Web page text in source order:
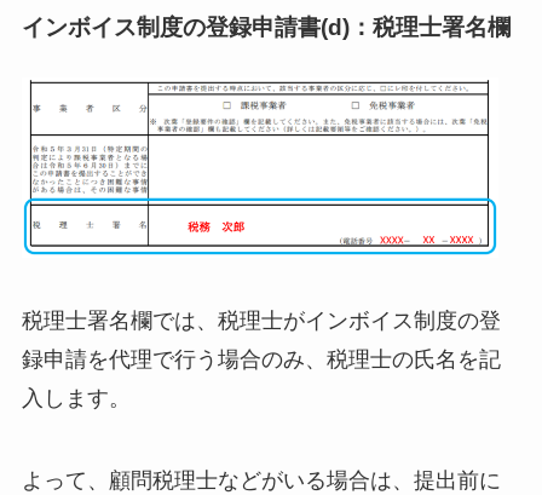
インボイス制度の登録申請書(d)：税理士署名欄
税理士署名欄では、税理士がインボイス制度の登
録申請を代理で行う場合のみ、税理士の氏名を記
入します。
よって、顧問税理士などがいる場合は、提出前に